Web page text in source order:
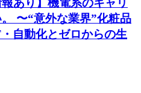
〜“意外な業界”化粧品
自動化とゼロからの生